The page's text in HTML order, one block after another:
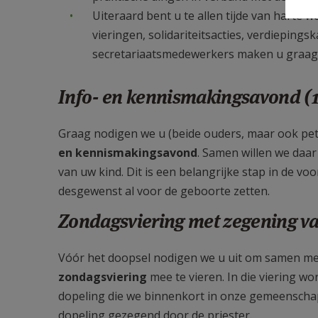
Uiteraard bent u te allen tijde van harte
vieringen, solidariteitsacties,
secretariaatsmedewerkers maken u
Info- en kennismakingsavond
Graag nodigen we u (beide ouders, maar ook
en kennismakingsavond. Samen willen we
van uw kind. Dit is een belangrijke stap in de
desgewenst al voor de geboorte zetten.
Zondagsviering met zegening
Vóór het doopsel nodigen we u uit om samen
zondagsviering mee te vieren. In die viering
dopeling die we binnenkort in onze